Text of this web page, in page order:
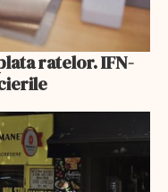
ratelor. IFN-